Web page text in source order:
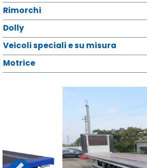
Rimorchi
Dolly
Veicoli speciali e su misura
Motrice